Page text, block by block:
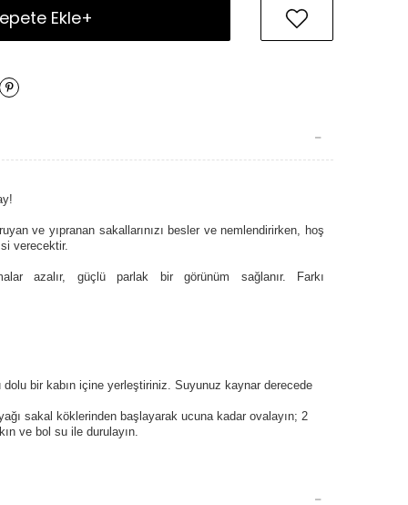
Ekle+
ve yıpranan sakallarınızı besler ve nemlendirirken, hoş
verecektir.
azalır, güçlü parlak bir görünüm sağlanır. Farkı
bir kabın içine yerleştiriniz. Suyunuz kaynar derecede
yağı sakal köklerinden başlayarak ucuna kadar ovalayın; 2
ve bol su ile durulayın.